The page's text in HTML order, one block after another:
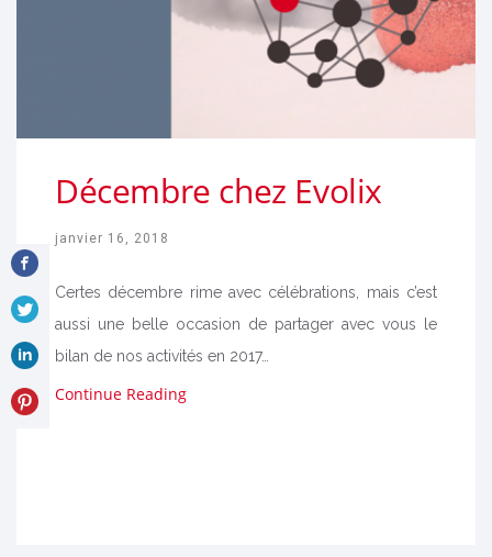
Décembre chez Evolix
janvier 16, 2018
Certes décembre rime avec célébrations, mais c’est
aussi une belle occasion de partager avec vous le
bilan de nos activités en 2017…
Continue Reading